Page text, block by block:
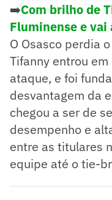
➡️Com brilho de
Fluminense e vai
O Osasco perdia
Tifanny entrou
ataque, e foi
desvantagem da
chegou a ser de
desempenho e
entre as titulares
equipe até o tie-